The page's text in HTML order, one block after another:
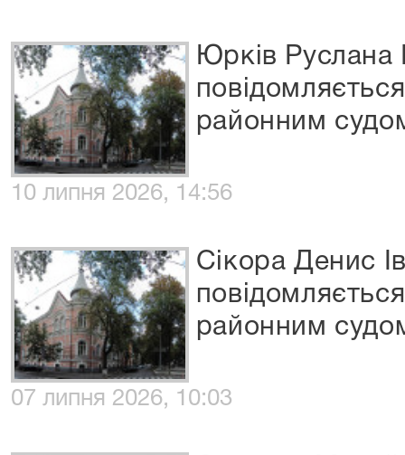
Юрків Руслана
районним
10 липня 2026, 14:56
Сікора Денис
районним
07 липня 2026, 10:03